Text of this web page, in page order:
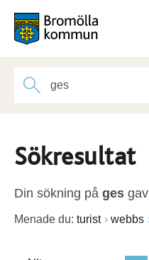
Sökresultat
Din sökning på ges gav
Menade du: turist webbs